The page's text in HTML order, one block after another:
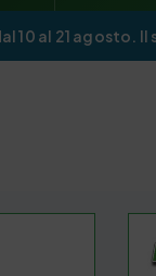
10 al 21 agosto.